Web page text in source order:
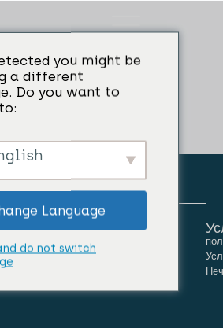
04/2024 Гидроизоляция
Связаться с нами
you might be
a different
Do you want to
Language
do not switch